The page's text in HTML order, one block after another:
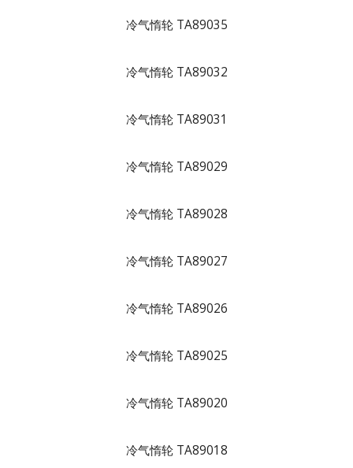
冷气惰轮 TA89035
冷气惰轮 TA89032
冷气惰轮 TA89031
冷气惰轮 TA89029
冷气惰轮 TA89028
冷气惰轮 TA89027
冷气惰轮 TA89026
冷气惰轮 TA89025
冷气惰轮 TA89020
冷气惰轮 TA89018